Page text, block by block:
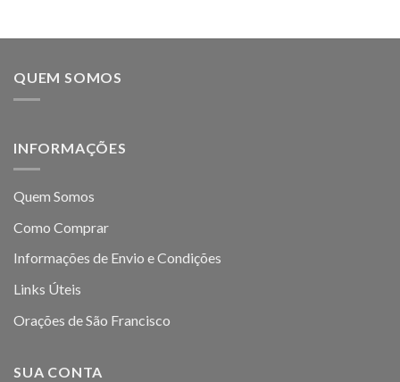
QUEM SOMOS
INFORMAÇÕES
Quem Somos
Como Comprar
Informações de Envio e Condições
Links Úteis
Orações de São Francisco
SUA CONTA